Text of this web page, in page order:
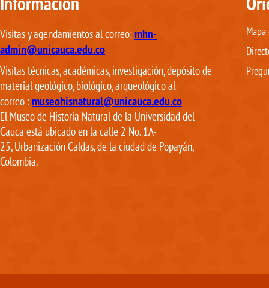
Información
Visitas y agendamientos al correo:mhn-
admin@unicauca.edu.co
Visitas técnicas, académicas, investigación, depósito de
material geológico, biológico, arqueológico al
correo :museohisnatural@unicauca.edu.co
El Museo de Historia Natural de la Universidad del
Cauca está ubicado en la calle 2 No. 1A-
25, Urbanización Caldas, de la ciudad de Popayán,
Colombia.